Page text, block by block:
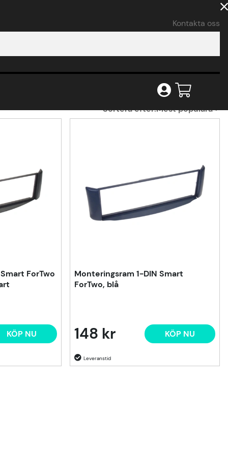
Kontakta oss
Sortera efter:Mest populära
ForTwo
KÖP NU
Monteringsram 1-DIN Smart
ForTwo, blå
148 kr KÖP NU